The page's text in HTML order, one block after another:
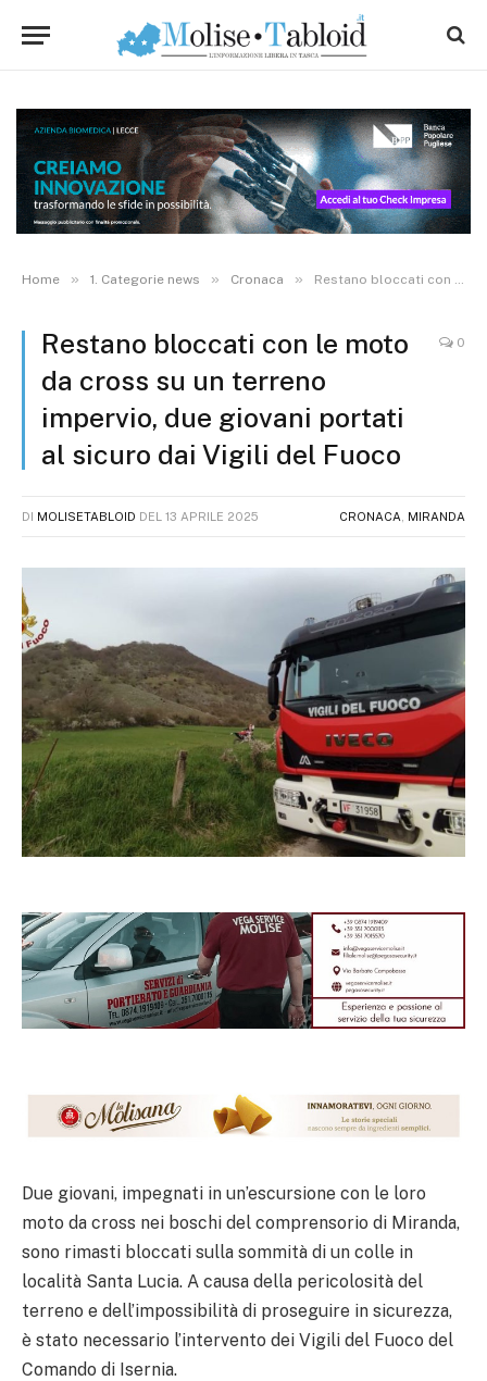
Home » 1. Categorie news » Cronaca » Restano bloccati con le moto da cross su un terreno impervio, due giovani portati al sicuro dai Vigili del Fuoco
Restano bloccati con le moto
da cross su un terreno
impervio, due giovani portati
al sicuro dai Vigili del Fuoco
0
DI MOLISETABLOID DEL 13 APRILE 2025 CRONACA MIRANDA
Due giovani, impegnati in un’escursione con le loro
moto da cross nei boschi del comprensorio di Miranda,
sono rimasti bloccati sulla sommità di un colle in
località Santa Lucia. A causa della pericolosità del
terreno e dell’impossibilità di proseguire in sicurezza,
è stato necessario l’intervento dei Vigili del Fuoco del
Comando di Isernia.